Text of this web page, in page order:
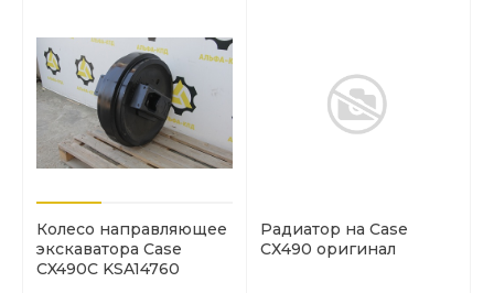
Колесо направляющее
экскаватора Case
CX490C KSA14760
Радиатор на Case
СХ490 оригинал